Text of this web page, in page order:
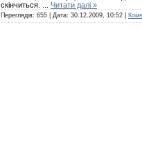
скінчиться.
Читати далі »
Переглядів: 655 | Дата: 30.12.2009, 10:52